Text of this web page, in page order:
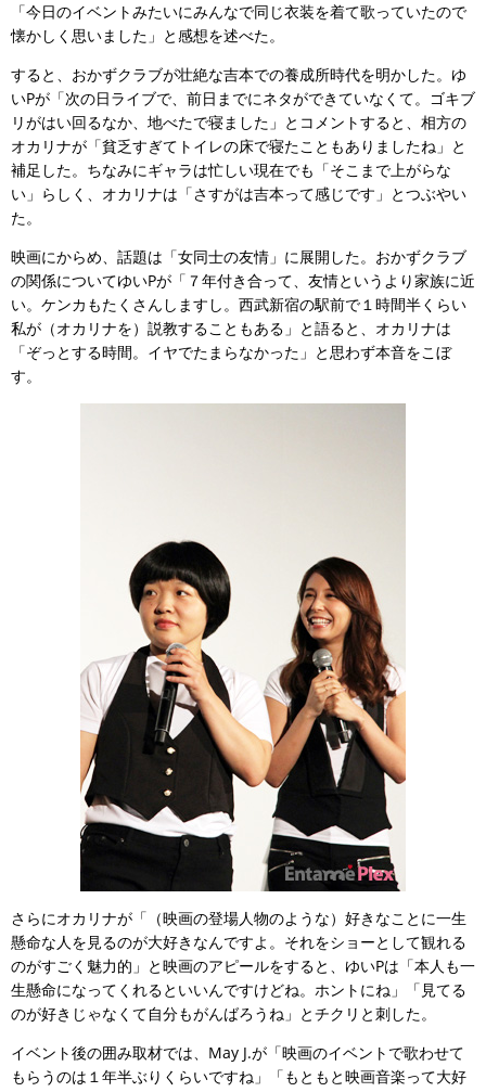
「今日のイベントみたいにみんなで同じ衣装を着て歌っていたので
懐かしく思いました」と感想を述べた。
すると、おかずクラブが壮絶な吉本での養成所時代を明かした。ゆ
いPが「次の日ライブで、前日までにネタができていなくて。ゴキブ
リがはい回るなか、地べたで寝ました」とコメントすると、相方の
オカリナが「貧乏すぎてトイレの床で寝たこともありましたね」と
補足した。ちなみにギャラは忙しい現在でも「そこまで上がらな
い」らしく、オカリナは「さすがは吉本って感じです」とつぶやい
た。
映画にからめ、話題は「女同士の友情」に展開した。おかずクラブ
の関係についてゆいPが「７年付き合って、友情というより家族に近
い。ケンカもたくさんしますし。西武新宿の駅前で１時間半くらい
私が（オカリナを）説教することもある」と語ると、オカリナは
「ぞっとする時間。イヤでたまらなかった」と思わず本音をこぼ
す。
さらにオカリナが「（映画の登場人物のような）好きなことに一生
懸命な人を見るのが大好きなんですよ。それをショーとして観れる
のがすごく魅力的」と映画のアピールをすると、ゆいPは「本人も一
生懸命になってくれるといいんですけどね。ホントにね」「見てる
のが好きじゃなくて自分もがんばろうね」とチクリと刺した。
イベント後の囲み取材では、May J.が「映画のイベントで歌わせて
もらうのは１年半ぶりくらいですね」「もともと映画音楽って大好